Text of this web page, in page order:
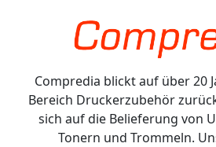
Compredia blickt auf über 20
Bereich Druckerzubehör
sich auf die Belieferung von
Tonern und Trommeln.